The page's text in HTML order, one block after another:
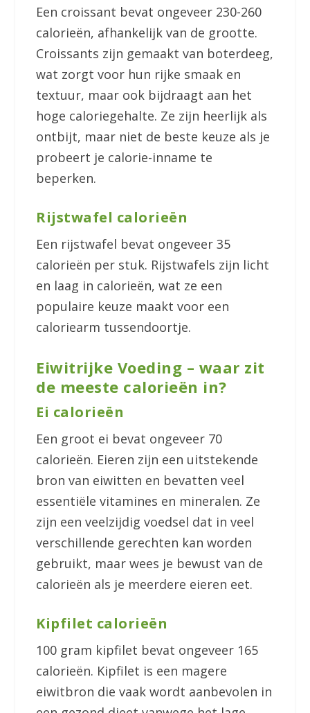
Een croissant bevat ongeveer 230-260
calorieën, afhankelijk van de grootte.
Croissants zijn gemaakt van boterdeeg,
wat zorgt voor hun rijke smaak en
textuur, maar ook bijdraagt aan het
hoge caloriegehalte. Ze zijn heerlijk als
ontbijt, maar niet de beste keuze als je
probeert je calorie-inname te
beperken.
Rijstwafel calorieën
Een rijstwafel bevat ongeveer 35
calorieën per stuk. Rijstwafels zijn licht
en laag in calorieën, wat ze een
populaire keuze maakt voor een
caloriearm tussendoortje.
Eiwitrijke Voeding – waar zit
de meeste calorieën in?
Ei calorieën
Een groot ei bevat ongeveer 70
calorieën. Eieren zijn een uitstekende
bron van eiwitten en bevatten veel
essentiële vitamines en mineralen. Ze
zijn een veelzijdig voedsel dat in veel
verschillende gerechten kan worden
gebruikt, maar wees je bewust van de
calorieën als je meerdere eieren eet.
Kipfilet calorieën
100 gram kipfilet bevat ongeveer 165
calorieën. Kipfilet is een magere
eiwitbron die vaak wordt aanbevolen in